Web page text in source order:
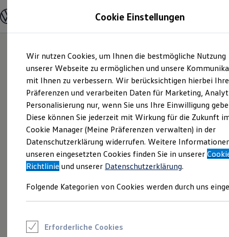
Hauptinhalt
springen
Footer
springen
Modelle und Konfigurator
Modelle vergleichen
Elektroautos
ENERGY Sondermodelle
Nutzfahrzeuge
SUV und CUV
Familienautos
Kombis
Kompaktwagen
Sportwagen
Schnell verfügbare Fahrzeuge
Angebote und Produkte
Aktuelle Angebote
E-Auto-Förderung
Volkswagen Marktplatz
Junge Gebrauchtwagen und Gebrauchtwagen
Saisonangebote
Cookie Einstellungen
Wir nutzen Cookies, um Ihnen die bestmögliche Nutzung
unserer Webseite zu ermöglichen und unsere
mit Ihnen zu verbessern. Wir berücksichtigen hierbei Ihre
Präferenzen und verarbeiten Daten für Marketing,
Personalisierung nur, wenn Sie uns Ihre Einwilligung
Diese können Sie jederzeit mit Wirkung für die Zukunft
Cookie Manager (Meine Präferenzen verwalten) in der
Datenschutzerklärung widerrufen. Weitere
unseren eingesetzten Cookies finden Sie in unserer
Richtlinie und unserer Datenschutzerklärung.
Folgende Kategorien von Cookies werden durch uns
Erforderliche Cookies